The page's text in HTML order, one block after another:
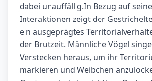
dabei unauffällig.In Bezug auf
Interaktionen zeigt der
ein ausgeprägtes
der Brutzeit. Männliche Vögel
Verstecken heraus, um ihr
markieren und Weibchen